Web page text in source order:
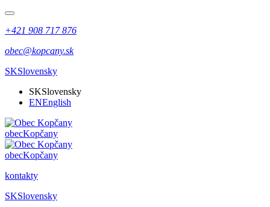
+421 908 717 876
obec@kopcany.sk
SKSlovensky
SKSlovensky
ENEnglish
obecKopčany
obecKopčany
kontakty
SKSlovensky